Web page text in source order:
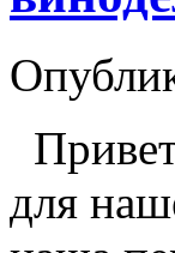
для